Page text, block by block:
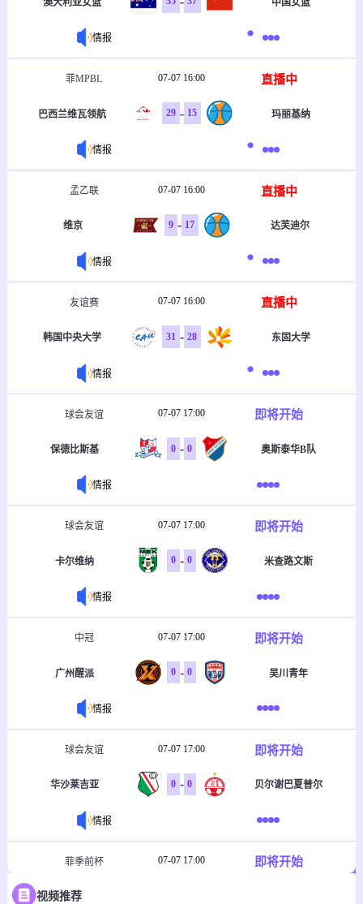
澳大利亚女篮 中国女篮
情报
菲MPBL 07-07 16:00 直播中
巴西兰维瓦领航 29 - 15 玛丽基纳
情报
孟乙联 07-07 16:00 直播中
维京 9 - 17 达芙迪尔
情报
友谊赛 07-07 16:00 直播中
韩国中央大学 31 - 28 东固大学
情报
球会友谊 07-07 17:00 即将开始
保德比斯基 0 - 0 奥斯泰华B队
情报
球会友谊 07-07 17:00 即将开始
卡尔维纳 0 - 0 米查路文斯
情报
中冠 07-07 17:00 即将开始
广州醒派 0 - 0 吴川青年
情报
球会友谊 07-07 17:00 即将开始
华沙莱吉亚 0 - 0 贝尔谢巴夏普尔
情报
菲季前杯 07-07 17:00 即将开始
塔玛劳斯
视频推荐